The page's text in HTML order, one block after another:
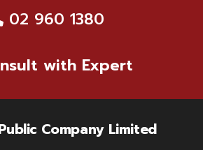
02 960 1380
with Expert
Company Limited